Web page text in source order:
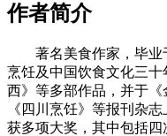
作者简介
著名美食作家，毕
烹饪及中国饮食文化三
西》等多部作品，并于《
《四川烹饪》等报刊杂
获多项大奖，其中包括